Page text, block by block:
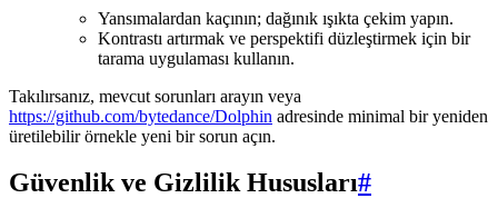
Yansımalardan kaçının; dağınık ışıkta çekim yapın.
Kontrastı artırmak ve perspektifi düzleştirmek için bir
tarama uygulaması kullanın.
Takılırsanız, mevcut sorunları arayın veya
https://github.com/bytedance/Dolphin adresinde minimal bir yeniden
üretilebilir örnekle yeni bir sorun açın.
Güvenlik ve Gizlilik Hususları#